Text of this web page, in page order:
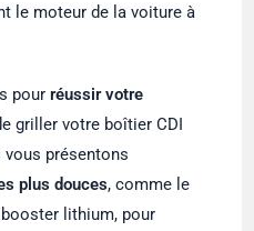
le moteur de la voiture à
pourréussir votre
griller votre boîtier CDI
présentons
plus douces, comme le
lithium, pour